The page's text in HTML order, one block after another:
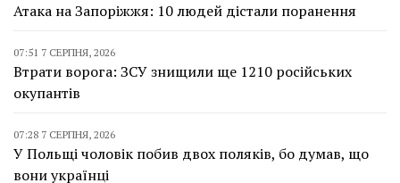
Атака на Запоріжжя: 10 людей дістали поранення
07:51 7 СЕРПНЯ, 2026
Втрати ворога: ЗСУ знищили ще 1210 російських
окупантів
07:28 7 СЕРПНЯ, 2026
У Польщі чоловік побив двох поляків, бо думав, що
вони українці